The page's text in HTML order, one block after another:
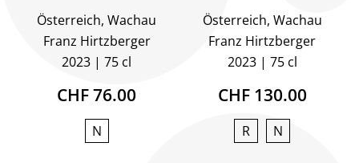
Österreich, Wachau
Franz Hirtzberger
2023
75 cl
CHF 76.00
N
Österreich, Wachau
Franz Hirtzberger
2023
75 cl
CHF 130.00
R N